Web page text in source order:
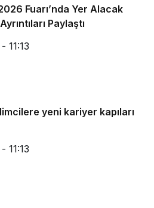
Fuarı’nda Yer Alacak
Paylaştı
11:13
yeni kariyer kapıları
11:13